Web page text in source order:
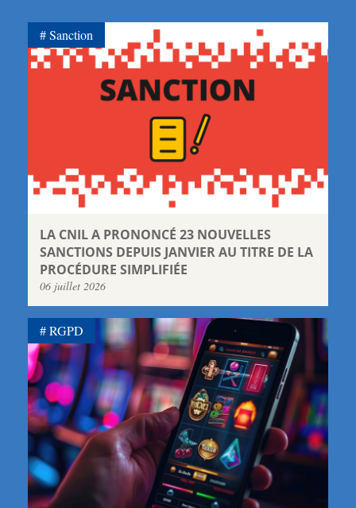
LA CNIL A PRONONCÉ 23 NOUVELLES
SANCTIONS DEPUIS JANVIER AU TITRE DE LA
PROCÉDURE SIMPLIFIÉE
06 juillet 2026
Sanction
RGPD